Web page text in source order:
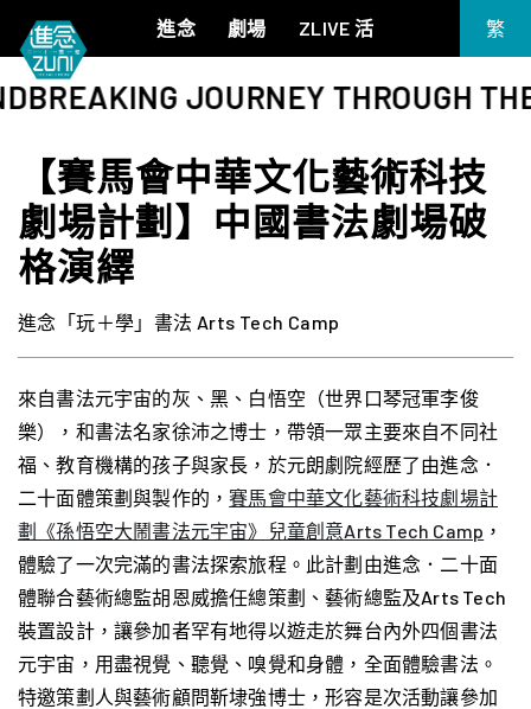
進念
關於進念
年報
進念實驗劇場文獻庫
劇場
《筆墨大冒險》
KJ 黃家正鋼琴獨奏會《五行》
《萬曆十五年》
《麥克白夫人～詩》
《諸神會藝術節》暨《榮念曾青年藝術學堂 2026》
ZLIVE 活 繁
JOURNEY THROUGH THEATRE
【賽馬會中華文化藝術科技
劇場計劃】中國書法劇場破
格演繹
進念「玩＋學」書法 Arts Tech Camp
來自書法元宇宙的灰、黑、白悟空（世界口琴冠軍李俊
樂），和書法名家徐沛之博士，帶領一眾主要來自不同社
福、教育機構的孩子與家長，於元朗劇院經歷了由進念．
二十面體策劃與製作的，賽馬會中華文化藝術科技劇場計
劃《孫悟空大鬧書法元宇宙》兒童創意Arts Tech Camp ，
體驗了一次完滿的書法探索旅程。此計劃由進念．二十面
體聯合藝術總監胡恩威擔任總策劃、藝術總監及Arts Tech
裝置設計，讓參加者罕有地得以遊走於舞台內外四個書法
元宇宙，用盡視覺、聽覺、嗅覺和身體，全面體驗書法。
特邀策劃人與藝術顧問靳埭強博士，形容是次活動讓參加